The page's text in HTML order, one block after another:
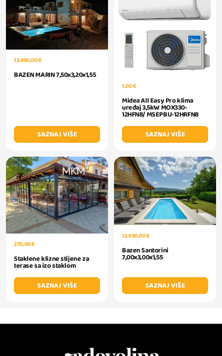
13.450,00 €
BAZEN MARIN 7,50x3,20x1,55
SAZNAJ VIŠE
1,00 €
Midea All Easy Pro klima
uređaj 3,5kW MOX330-
12HFN8/ MSEPBU-12HRFN8
SAZNAJ VIŠE
270,00 €
Staklene klizne stijene za
terase sa izo staklom
SAZNAJ VIŠE
12.650,00 €
Bazen Santorini
7,00x3,00x1,55
SAZNAJ VIŠE